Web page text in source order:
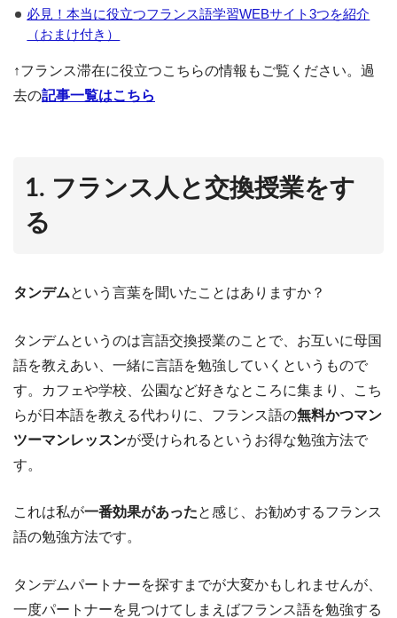
必見！本当に役立つフランス語学習WEBサイト3つを紹介
（おまけ付き）
↑フランス滞在に役立つこちらの情報もご覧ください。過
去の記事一覧はこちら
1. フランス人と交換授業をす
る
タンデムという言葉を聞いたことはありますか？
タンデムというのは言語交換授業のことで、お互いに母国
語を教えあい、一緒に言語を勉強していくというもので
す。カフェや学校、公園など好きなところに集まり、こち
らが日本語を教える代わりに、フランス語の無料かつマン
ツーマンレッスンが受けられるというお得な勉強方法で
す。
これは私が一番効果があったと感じ、お勧めするフランス
語の勉強方法です。
タンデムパートナーを探すまでが大変かもしれませんが、
一度パートナーを見つけてしまえばフランス語を勉強する